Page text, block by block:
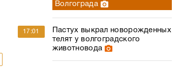
Волгограда
17:01
Пастух выкрал новорожденных
телят у волгоградского
животновода